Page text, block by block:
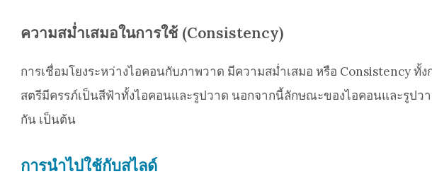
ความสม่ำเสมอในการใช้ (Consistency)
การเชื่อมโยงระหว่างไอคอนกับภาพวาด มีความสม่ำเสมอ หรือ Consistency
สตรีมีครรภ์เป็นสีฟ้าทั้งไอคอนและรูปวาด นอกจากนี้ลักษณะของไอคอนและรูปว
กัน เป็นต้น
การนำไปใช้กับสไลด์